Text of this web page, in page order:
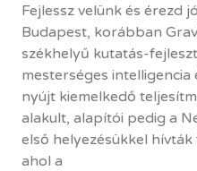
Fejlessz velünk és érezd
Budapest, korábban
székhelyű kutatás-
mesterséges
nyújt kiemelkedő
alakult, alapítói pedig a
első helyezésükkel
ahol a